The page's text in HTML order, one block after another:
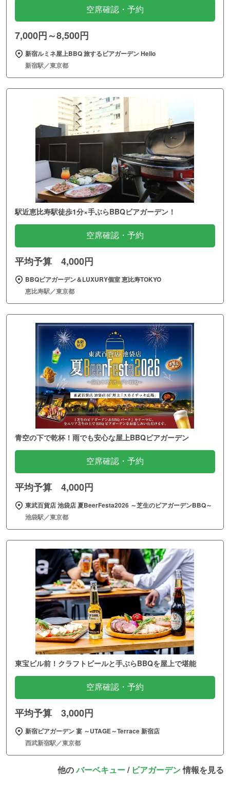
空席確認・予約
7,000円～8,500円
新宿ルミネ屋上BBQ 旅するビアガーデン Hello
新宿駅／東京都
駅近恵比寿駅徒歩1分×手ぶらBBQビアガーデン！
空席確認・予約
平均予算 4,000円
BBQビアガーデン＆LUXURY個室 恵比寿TOKYO
恵比寿駅／東京都
青空の下で乾杯！雨でも安心な屋上BBQビアガーデン
空席確認・予約
平均予算 4,000円
東武百貨店 池袋店 夏BeerFesta2026 ～芝生のビアガーデンBBQ～
池袋駅／東京都
東宝ビル前！クラフトビールと手ぶらBBQを屋上で堪能
空席確認・予約
平均予算 3,000円
新宿ビアガーデン 宴 ～UTAGE～Terrace 新宿店
西武新宿駅／東京都
他のバーベキュー/ ビアガーデン情報を見る